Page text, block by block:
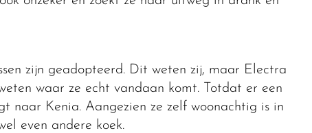
zijn geadopteerd. Dit weten zij, maar Electra
waar ze echt vandaan komt. Totdat er een
naar Kenia. Aangezien ze zelf woonachtig is in
even andere koek.